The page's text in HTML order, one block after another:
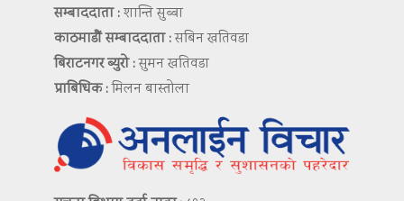
सम्बाददाता :शान्ति सुब्बा
काठमाडौं सम्बाददाता :सबिन खतिवडा
बिराटनगर ब्युरो :सुमन खतिवडा
प्राबिधिक :मिलन बास्तोला